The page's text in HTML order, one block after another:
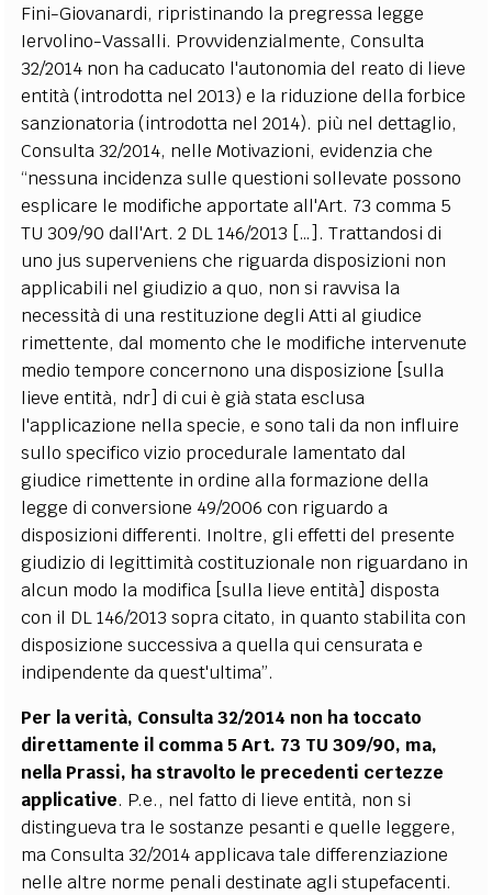
Fini-Giovanardi, ripristinando la pregressa legge
Iervolino-Vassalli. Provvidenzialmente, Consulta
32/2014 non ha caducato l'autonomia del reato di lieve
entità (introdotta nel 2013) e la riduzione della forbice
sanzionatoria (introdotta nel 2014). più nel dettaglio,
Consulta 32/2014, nelle Motivazioni, evidenzia che
“nessuna incidenza sulle questioni sollevate possono
esplicare le modifiche apportate all'Art. 73 comma 5
TU 309/90 dall'Art. 2 DL 146/2013 […]. Trattandosi di
uno jus superveniens che riguarda disposizioni non
applicabili nel giudizio a quo, non si ravvisa la
necessità di una restituzione degli Atti al giudice
rimettente, dal momento che le modifiche intervenute
medio tempore concernono una disposizione [sulla
lieve entità, ndr] di cui è già stata esclusa
l'applicazione nella specie, e sono tali da non influire
sullo specifico vizio procedurale lamentato dal
giudice rimettente in ordine alla formazione della
legge di conversione 49/2006 con riguardo a
disposizioni differenti. Inoltre, gli effetti del presente
giudizio di legittimità costituzionale non riguardano in
alcun modo la modifica [sulla lieve entità] disposta
con il DL 146/2013 sopra citato, in quanto stabilita con
disposizione successiva a quella qui censurata e
indipendente da quest'ultima”.
Per la verità, Consulta 32/2014 non ha toccato
direttamente il comma 5 Art. 73 TU 309/90, ma,
nella Prassi, ha stravolto le precedenti certezze
applicative. P.e., nel fatto di lieve entità, non si
distingueva tra le sostanze pesanti e quelle leggere,
ma Consulta 32/2014 applicava tale differenziazione
nelle altre norme penali destinate agli stupefacenti.